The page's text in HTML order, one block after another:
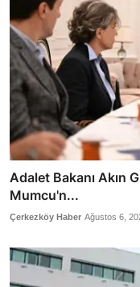
Adalet Bakanı Akın
Mumcu'n...
Çerkezköy Haber Ağustos 6,